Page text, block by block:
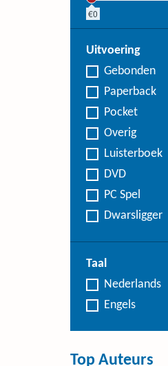
0
Uitvoering
Gebonden
Paperback
Pocket
Overig
Luisterboek
DVD
PC Spel
Dwarsligger
Taal
Nederlands
Engels
Top Auteurs